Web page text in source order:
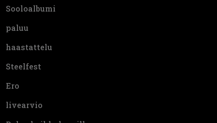
Sooloalbumi
paluu
haastattelu
Steelfest
Ero
livearvio